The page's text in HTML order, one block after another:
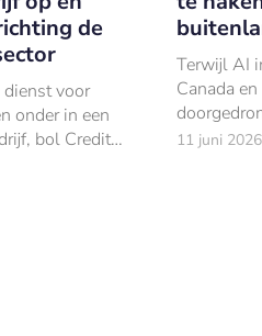
de
voor
onder in een
bol Credit
Terwijl AI
Canada
van
11 juni 2026